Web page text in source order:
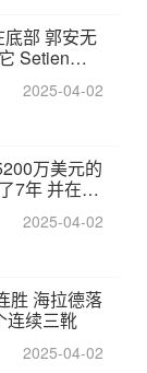
部 郭安无
Setien痴
2025-04-02
万美元的
7年 并在半
2025-04-02
胜 海拉德落
连续三靴
2025-04-02